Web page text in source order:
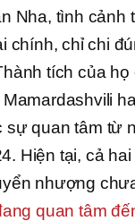
Nha, tình
chính, chỉ chi
tích của
sự quan tâm từ
Hiện tại, cả
nhượng
quan tâm